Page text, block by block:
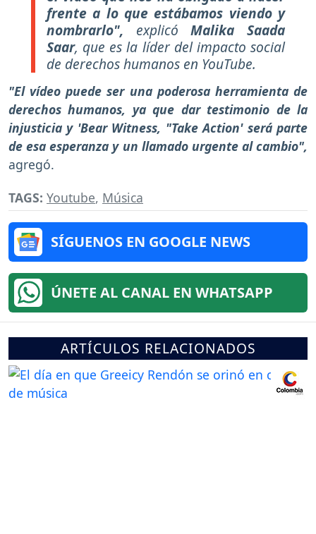
frente a lo que estábamos viendo y
nombrarlo", explicóMalika Saada
Saar, que es la líder del impacto social
de derechos humanos en YouTube.
"El vídeo puede ser una poderosa herramienta de
derechos humanos, ya que dar testimonio de la
injusticia y 'Bear Witness, "Take Action' será parte
de esa esperanza y un llamado urgente al cambio",
agregó.
TAGS: Youtube, Música
SÍGUENOS EN GOOGLE NEWS
ÚNETE AL CANAL EN WHATSAPP
ARTÍCULOS RELACIONADOS